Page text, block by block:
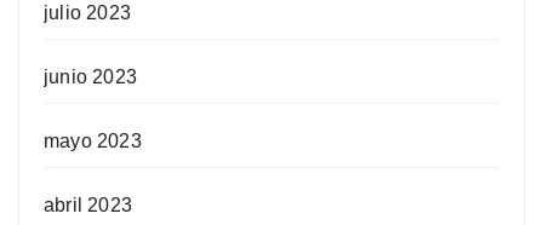
julio 2023
junio 2023
mayo 2023
abril 2023